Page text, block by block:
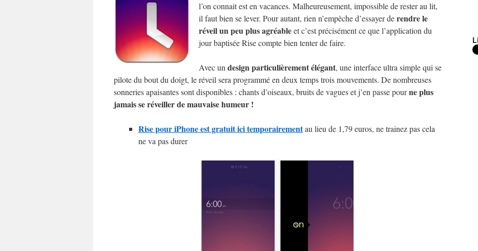
l’on connait est en vacances. Malheureusement, impossible de rester au lit,
il faut bien se lever. Pour autant, rien n’empêche d’essayer derendre le
réveil un peu plus agréableet c’est précisément ce que l’application du
jour baptisée Rise compte bien tenter de faire.
Avec un design particulièrement élégant, une interface ultra simple qui se
pilote du bout du doigt, le réveil sera programmé en deux temps trois mouvements. De nombreuses
sonneries apaisantes sont disponibles : chants d’oiseaux, bruits de vagues et j’en passe pourne plus
jamais se réveiller de mauvaise humeur !
Rise pour iPhone est gratuit ici temporairementau lieu de 1,79 euros, ne trainez pas cela
ne va pas durer